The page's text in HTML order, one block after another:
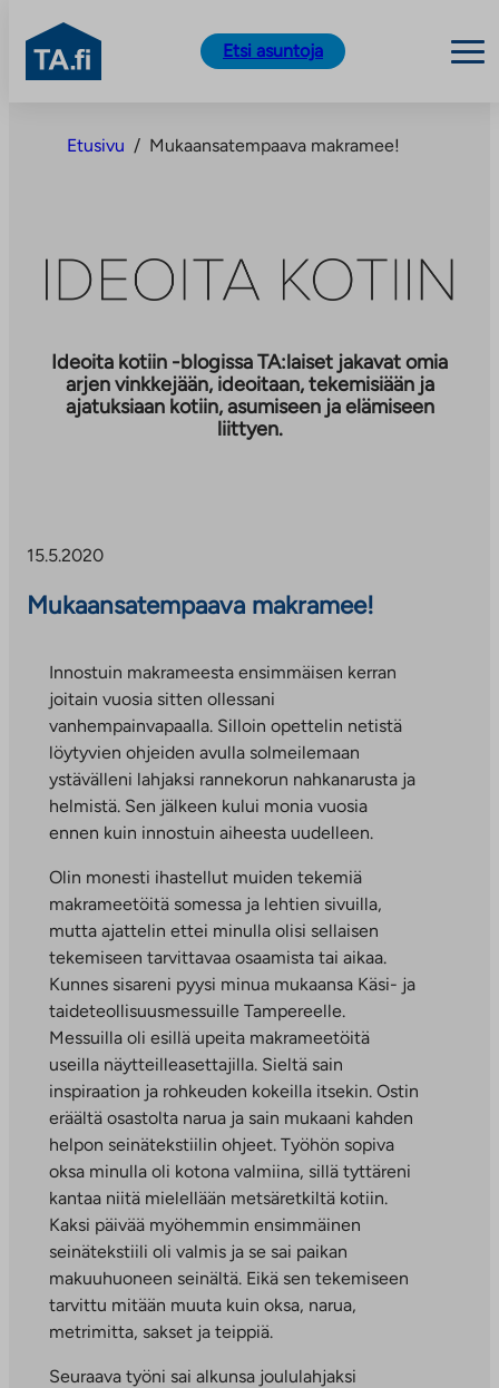
sisältöön
TA.fi
Etsi asuntoja
Etusivu / Mukaansatempaava makramee!
Ideoita kotiin -blogissa TA:laiset jakavat omia
arjen vinkkejään, ideoitaan, tekemisiään ja
ajatuksiaan kotiin, asumiseen ja elämiseen
liittyen.
15.5.2020
Mukaansatempaava makramee!
Innostuin makrameesta ensimmäisen kerran
joitain vuosia sitten ollessani
vanhempainvapaalla. Silloin opettelin netistä
löytyvien ohjeiden avulla solmeilemaan
ystävälleni lahjaksi rannekorun nahkanarusta ja
helmistä. Sen jälkeen kului monia vuosia
ennen kuin innostuin aiheesta uudelleen.
Olin monesti ihastellut muiden tekemiä
makrameetöitä somessa ja lehtien sivuilla,
mutta ajattelin ettei minulla olisi sellaisen
tekemiseen tarvittavaa osaamista tai aikaa.
Kunnes sisareni pyysi minua mukaansa Käsi- ja
taideteollisuusmessuille Tampereelle.
Messuilla oli esillä upeita makrameetöitä
useilla näytteilleasettajilla. Sieltä sain
inspiraation ja rohkeuden kokeilla itsekin. Ostin
eräältä osastolta narua ja sain mukaani kahden
helpon seinätekstiilin ohjeet. Työhön sopiva
oksa minulla oli kotona valmiina, sillä tyttäreni
kantaa niitä mielellään metsäretkiltä kotiin.
Kaksi päivää myöhemmin ensimmäinen
seinätekstiili oli valmis ja se sai paikan
makuuhuoneen seinältä. Eikä sen tekemiseen
tarvittu mitään muuta kuin oksa, narua,
metrimitta, sakset ja teippiä.
Seuraava työni sai alkunsa joululahjaksi